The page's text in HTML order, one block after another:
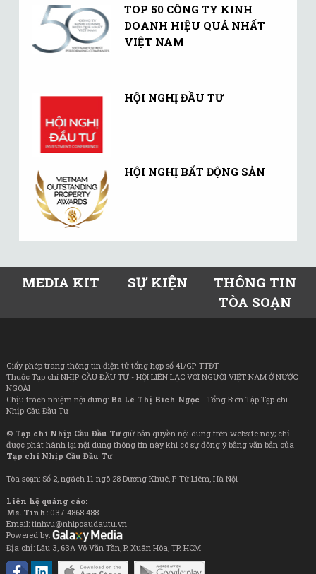
TOP 50 CÔNG TY KINH
DOANH HIỆU QUẢ NHẤT
VIỆT NAM
HỘI NGHỊ ĐẦU TƯ
HỘI NGHỊ BẤT ĐỘNG SẢN
MEDIA KIT SỰ KIỆN
THÔNG TIN
TÒA SOẠN
Giấy phép trang thông tin điện tử tổng hợp số 41/GP-TTĐT
Thuộc Tạp chí NHỊP CẦU ĐẦU TƯ - HỘI LIÊN LẠC VỚI NGƯỜI VIỆT NAM Ở NƯỚC
NGOÀI
Chịu trách nhiệm nội dung: Bà Lê Thị Bích Ngọc - Tổng Biên Tập Tạp chí
Nhịp Cầu Đầu Tư
© Tạp chí Nhịp Cầu Đầu Tưgiữ bản quyền nội dung trên website này; chỉ
được phát hành lại nội dung thông tin này khi có sự đồng ý bằng văn bản của
Tạp chí Nhịp Cầu Đầu Tư
Tòa soạn: Số 2, ngách 11 ngõ 28 Dương Khuê, P. Từ Liêm, Hà Nội
Liên hệ quảng cáo:
Ms. Tình: 037 4868 488
Email: tinhvu@nhipcaudautu.vn
Powered by:
Địa chỉ: Lầu 3, 63A Võ Văn Tần, P. Xuân Hòa, TP. HCM